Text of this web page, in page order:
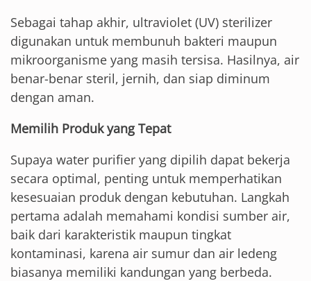
Sebagai tahap akhir, ultraviolet (UV) sterilizer
digunakan untuk membunuh bakteri maupun
mikroorganisme yang masih tersisa. Hasilnya, air
benar-benar steril, jernih, dan siap diminum
dengan aman.
Memilih Produk yang Tepat
Supaya water purifier yang dipilih dapat bekerja
secara optimal, penting untuk memperhatikan
kesesuaian produk dengan kebutuhan. Langkah
pertama adalah memahami kondisi sumber air,
baik dari karakteristik maupun tingkat
kontaminasi, karena air sumur dan air ledeng
biasanya memiliki kandungan yang berbeda.